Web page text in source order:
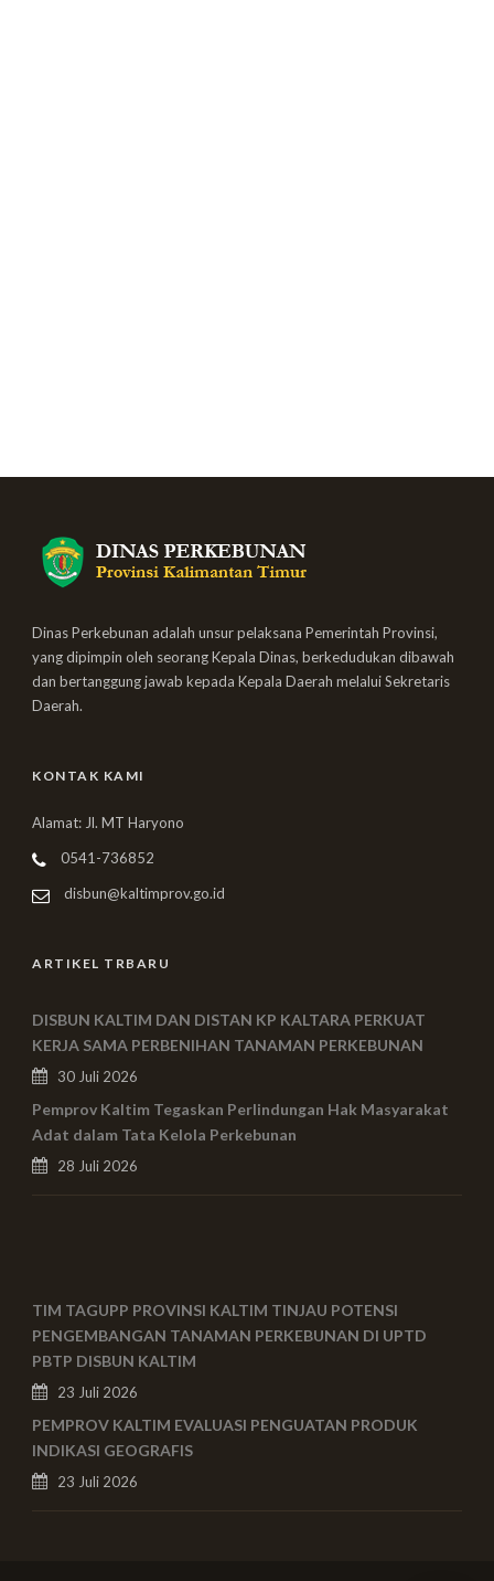
Dinas Perkebunan adalah unsur pelaksana Pemerintah Provinsi,
yang dipimpin oleh seorang Kepala Dinas, berkedudukan dibawah
dan bertanggung jawab kepada Kepala Daerah melalui Sekretaris
Daerah.
KONTAK KAMI
Alamat: Jl. MT Haryono
0541-736852
disbun@kaltimprov.go.id
ARTIKEL TRBARU
DISBUN KALTIM DAN DISTAN KP KALTARA PERKUAT
KERJA SAMA PERBENIHAN TANAMAN PERKEBUNAN
30 Juli 2026
Pemprov Kaltim Tegaskan Perlindungan Hak Masyarakat
Adat dalam Tata Kelola Perkebunan
28 Juli 2026
TIM TAGUPP PROVINSI KALTIM TINJAU POTENSI
PENGEMBANGAN TANAMAN PERKEBUNAN DI UPTD
PBTP DISBUN KALTIM
23 Juli 2026
PEMPROV KALTIM EVALUASI PENGUATAN PRODUK
INDIKASI GEOGRAFIS
23 Juli 2026